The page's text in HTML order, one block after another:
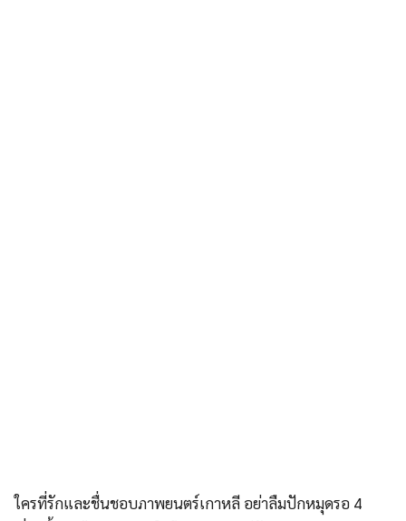
ใครที่รักและชื่นชอบภาพยนตร์เกาหลี อย่าลืมปักหมุดรอ 4